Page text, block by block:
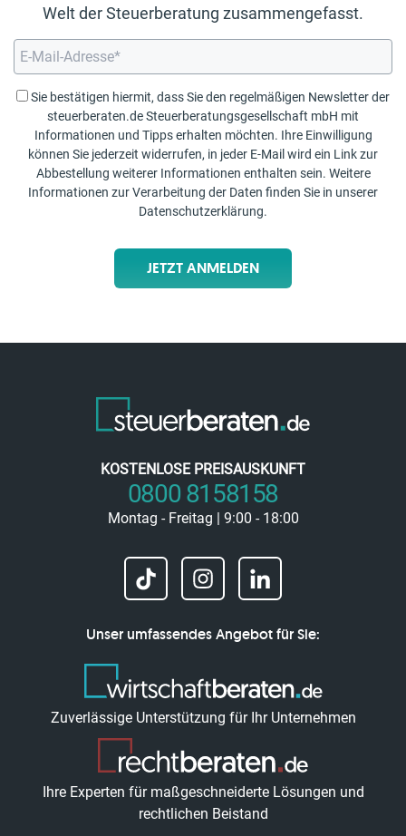
Welt der Steuerberatung zusammengefasst.
Sie bestätigen hiermit, dass Sie den regelmäßigen Newsletter der
steuerberaten.de Steuerberatungsgesellschaft mbH mit
Informationen und Tipps erhalten möchten. Ihre Einwilligung
können Sie jederzeit widerrufen, in jeder E-Mail wird ein Link zur
Abbestellung weiterer Informationen enthalten sein. Weitere
Informationen zur Verarbeitung der Daten finden Sie in unserer
Datenschutzerklärung.
JETZT ANMELDEN
KOSTENLOSE PREISAUSKUNFT
0800 8158158
Montag - Freitag | 9:00 - 18:00
Unser umfassendes Angebot für Sie:
Zuverlässige Unterstützung für Ihr Unternehmen
Ihre Experten für maßgeschneiderte Lösungen und
rechtlichen Beistand